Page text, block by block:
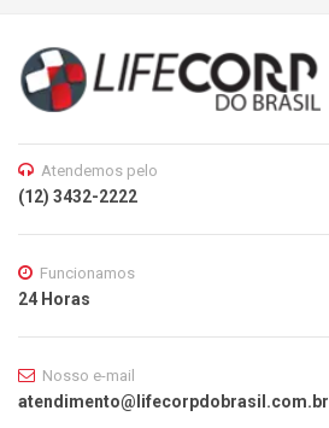
Atendemos pelo
(12) 3432-2222
Funcionamos
24 Horas
Nosso e-mail
atendimento@lifecorpdobrasil.com.br